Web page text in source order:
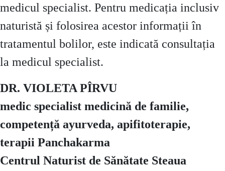
medicul specialist. Pentru medicația inclusiv
naturistă și folosirea acestor informații în
tratamentul bolilor, este indicată consultația
la medicul specialist.
DR. VIOLETA PÎRVU
medic specialist medicină de familie,
competență ayurveda, apifitoterapie,
terapii Panchakarma
Centrul Naturist de Sănătate Steaua